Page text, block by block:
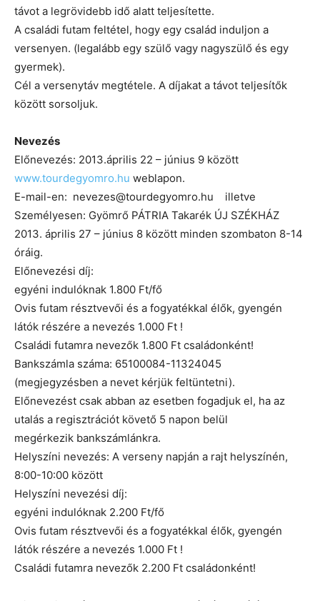
távot a legrövidebb idő alatt teljesítette.
A családi futam feltétel, hogy egy család induljon a
versenyen. (legalább egy szülő vagy nagyszülő és egy
gyermek).
Cél a versenytáv megtétele. A díjakat a távot teljesítők
között sorsoljuk.
Nevezés
Előnevezés: 2013.április 22 – június 9 között
www.tourdegyomro.hu weblapon.
E-mail-en: nevezes@tourdegyomro.hu illetve
Személyesen: Gyömrő PÁTRIA Takarék ÚJ SZÉKHÁZ
2013. április 27 – június 8 között minden szombaton 8-14
óráig.
Előnevezési díj:
egyéni indulóknak 1.800 Ft/fő
Ovis futam résztvevői és a fogyatékkal élők, gyengén
látók részére a nevezés 1.000 Ft !
Családi futamra nevezők 1.800 Ft családonként!
Bankszámla száma: 65100084-11324045
(megjegyzésben a nevet kérjük feltüntetni).
Előnevezést csak abban az esetben fogadjuk el, ha az
utalás a regisztrációt követő 5 napon belül
megérkezik bankszámlánkra.
Helyszíni nevezés: A verseny napján a rajt helyszínén,
8:00-10:00 között
Helyszíni nevezési díj:
egyéni indulóknak 2.200 Ft/fő
Ovis futam résztvevői és a fogyatékkal élők, gyengén
látók részére a nevezés 1.000 Ft !
Családi futamra nevezők 2.200 Ft családonként!